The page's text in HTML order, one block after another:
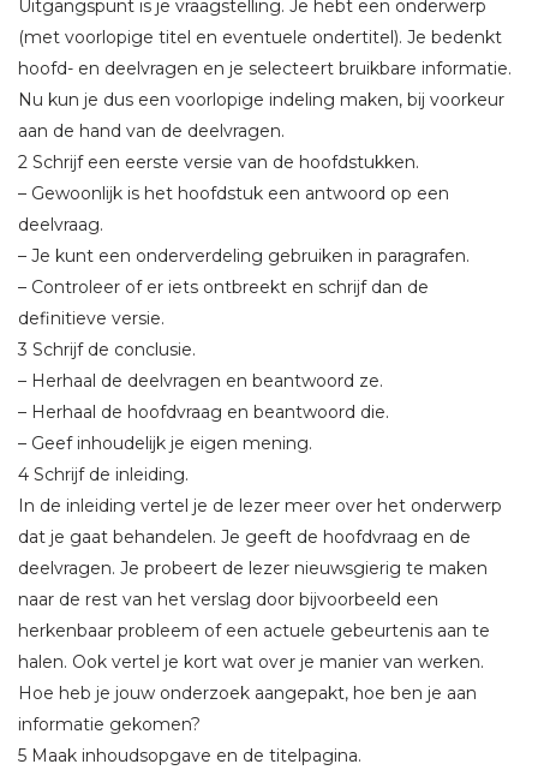
Uitgangspunt is je vraagstelling. Je hebt een onderwerp
(met voorlopige titel en eventuele ondertitel). Je bedenkt
hoofd- en deelvragen en je selecteert bruikbare informatie.
Nu kun je dus een voorlopige indeling maken, bij voorkeur
aan de hand van de deelvragen.
2 Schrijf een eerste versie van de hoofdstukken.
– Gewoonlijk is het hoofdstuk een antwoord op een
deelvraag.
– Je kunt een onderverdeling gebruiken in paragrafen.
– Controleer of er iets ontbreekt en schrijf dan de
definitieve versie.
3 Schrijf de conclusie.
– Herhaal de deelvragen en beantwoord ze.
– Herhaal de hoofdvraag en beantwoord die.
– Geef inhoudelijk je eigen mening.
4 Schrijf de inleiding.
In de inleiding vertel je de lezer meer over het onderwerp
dat je gaat behandelen. Je geeft de hoofdvraag en de
deelvragen. Je probeert de lezer nieuwsgierig te maken
naar de rest van het verslag door bijvoorbeeld een
herkenbaar probleem of een actuele gebeurtenis aan te
halen. Ook vertel je kort wat over je manier van werken.
Hoe heb je jouw onderzoek aangepakt, hoe ben je aan
informatie gekomen?
5 Maak inhoudsopgave en de titelpagina.